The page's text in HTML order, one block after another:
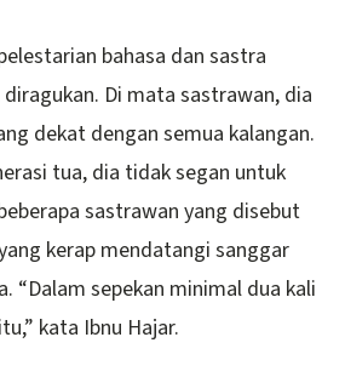
bahasa dan sastra
Di mata sastrawan, dia
dekat dengan semua kalangan.
tua, dia tidak segan untuk
sastrawan yang disebut
kerap mendatangi sanggar
“Dalam sepekan minimal dua kali
kata Ibnu Hajar.